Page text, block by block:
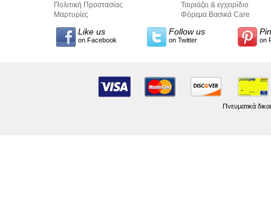
Πολιτική Προστασίας
Προσωπικών Δεδομένων
Μαρτυρίες
Ταιριάζει & εγχειρίδιο
σύνταξης κειμένων
Φόρεμα Βασικά Care
Like us
on Facebook
Follow us
on Twitter on
Πνευματικά